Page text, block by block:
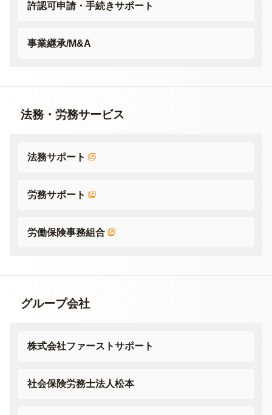
許認可申請・手続きサポート
事業継承/M&A
法務・労務サービス
法務サポート
労務サポート
労働保険事務組合
グループ会社
株式会社ファーストサポート
社会保険労務士法人松本